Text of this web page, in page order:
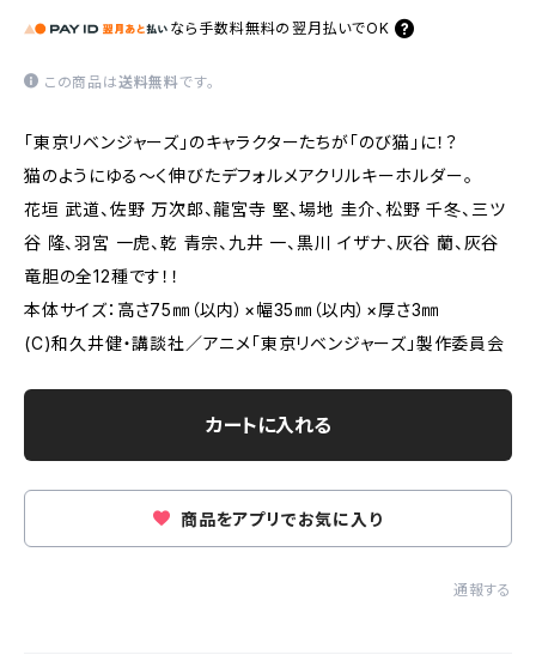
なら 手数料無料の 翌月払いでOK
この商品は送料無料です。
「東京リベンジャーズ」のキャラクターたちが「のび猫」に！？
猫のようにゆる〜く伸びたデフォルメアクリルキーホルダー。
花垣 武道、佐野 万次郎、龍宮寺 堅、場地 圭介、松野 千冬、三ツ
谷 隆、羽宮 一虎、乾 青宗、九井 一、黒川 イザナ、灰谷 蘭、灰谷
竜胆の全12種です！！
本体サイズ：高さ75㎜（以内）×幅35㎜（以内）×厚さ3㎜
(C)和久井健・講談社／アニメ「東京リベンジャーズ」製作委員会
カートに入れる
商品をアプリでお気に入り
通報する